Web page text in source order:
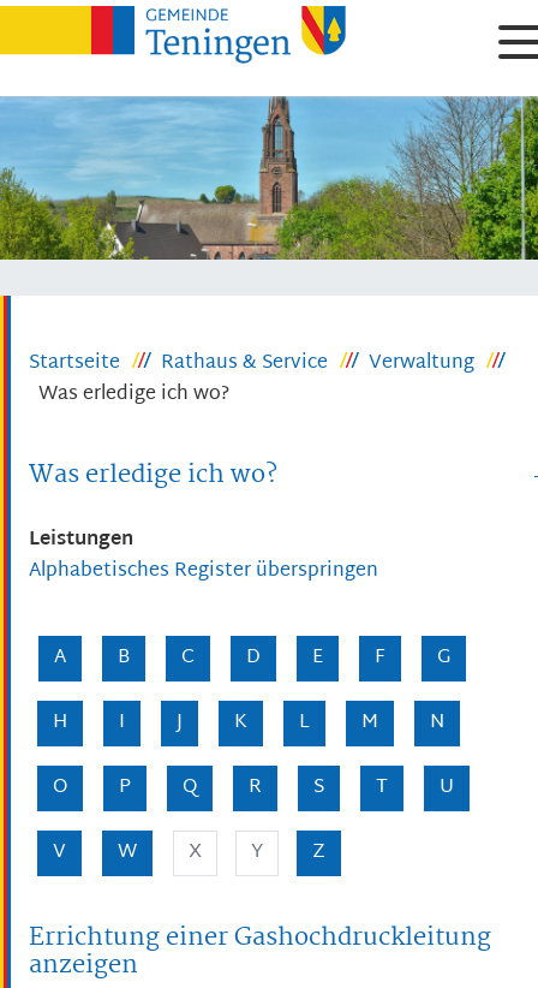
Startseite Rathaus & Service
Verwaltung
Was erledige ich wo?
Was erledige ich wo?
Leistungen
Alphabetisches Register überspringen
A B C D E F
G
H
I J K L M
N
O
P Q R S T
U
V
W X Y Z
Errichtung einer Gashochdruckleitung
anzeigen